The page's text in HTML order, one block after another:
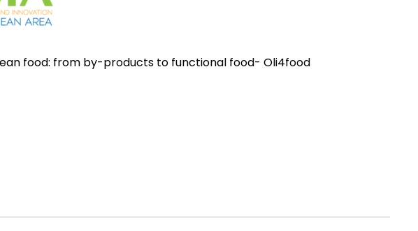
food: from by-products to functional food- Oli4food